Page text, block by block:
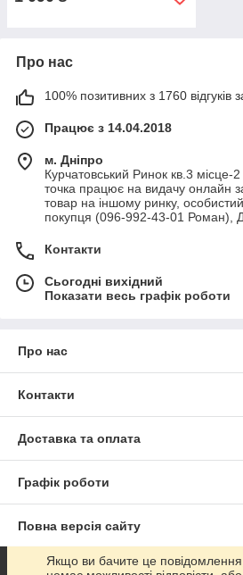
Про нас
100% позитивних з 1760 відгуків
Працює з 14.04.2018
м. Дніпро
Курчатовський Ринок кв.3 місце-
точка працює на видачу онлайн
товар на іншому ринку,
покупця (096-992-43-01 Роман),
Контакти
Сьогодні вихідний
Показати весь графік роботи
Про нас
Контакти
Доставка та оплата
Графік роботи
Повна версія сайту
Сайт створено на маркетплейсі
Якщо ви бачите це